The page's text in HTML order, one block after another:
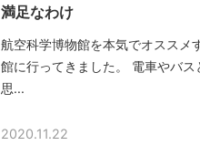
満足なわけ
航空科学博物館を本気でオススメ
館に行ってきました。 電車やバ
思...
2020.11.22